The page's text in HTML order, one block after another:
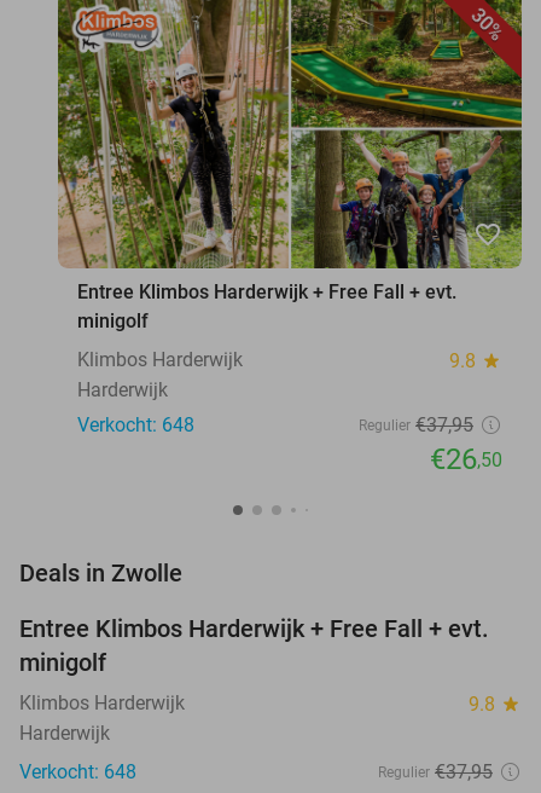
30%
favorite_border
Entree Klimbos Harderwijk + Free Fall + evt.
minigolf
Klimbos Harderwijk
9.8 star
Harderwijk
Verkocht: 648
Regulier €37,95
€26,50
Deals in Zwolle
30%
Entree Klimbos Harderwijk + Free Fall + evt.
minigolf
Klimbos Harderwijk 9.8 star
Harderwijk
Verkocht: 648
Regulier €37,95